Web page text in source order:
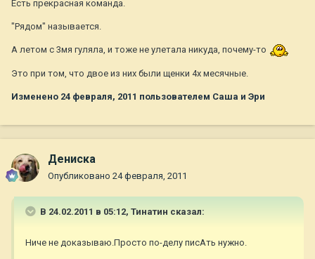
Есть прекрасная команда.
"Рядом" называется.
А летом с 3мя гуляла, и тоже не улетала никуда, почему-то
Это при том, что двое из них были щенки 4х месячные.
Изменено 24 февраля, 2011 пользователем Саша и Эри
Дениска
Опубликовано 24 февраля, 2011
В 24.02.2011 в 05:12, Тинатин сказал:
Ниче не доказываю.Просто по-делу писАть нужно.